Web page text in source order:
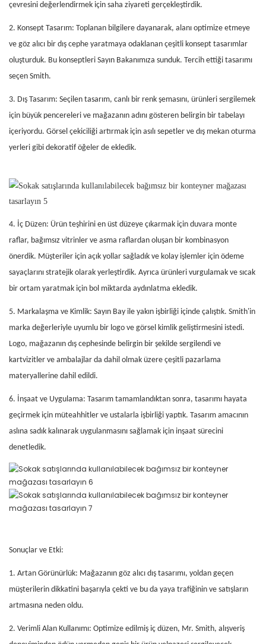
çevresini değerlendirmek için saha ziyareti gerçekleştirdik.
2. Konsept Tasarım: Toplanan bilgilere dayanarak, alanı optimize etmeye
ve göz alıcı bir dış cephe yaratmaya odaklanan çeşitli konsept tasarımlar
oluşturduk. Bu konseptleri Sayın Bakanımıza sunduk. Tercih ettiği tasarımı
seçen Smith.
3. Dış Tasarım: Seçilen tasarım, canlı bir renk şemasını, ürünleri sergilemek
için büyük pencereleri ve mağazanın adını gösteren belirgin bir tabelayı
içeriyordu. Görsel çekiciliği artırmak için asılı sepetler ve dış mekan oturma
yerleri gibi dekoratif öğeler de ekledik.
4. İç Düzen: Ürün teşhirini en üst düzeye çıkarmak için duvara monte
raflar, bağımsız vitrinler ve asma raflardan oluşan bir kombinasyon
önerdik. Müşteriler için açık yollar sağladık ve kolay işlemler için ödeme
sayaçlarını stratejik olarak yerleştirdik. Ayrıca ürünleri vurgulamak ve sıcak
bir ortam yaratmak için bol miktarda aydınlatma ekledik.
5. Markalaşma ve Kimlik: Sayın Bay ile yakın işbirliği içinde çalıştık. Smith'in
marka değerleriyle uyumlu bir logo ve görsel kimlik geliştirmesini istedi.
Logo, mağazanın dış cephesinde belirgin bir şekilde sergilendi ve
kartvizitler ve ambalajlar da dahil olmak üzere çeşitli pazarlama
materyallerine dahil edildi.
6. İnşaat ve Uygulama: Tasarım tamamlandıktan sonra, tasarımı hayata
geçirmek için müteahhitler ve ustalarla işbirliği yaptık. Tasarım amacının
aslına sadık kalınarak uygulanmasını sağlamak için inşaat sürecini
denetledik.
Sonuçlar ve Etki:
1. Artan Görünürlük: Mağazanın göz alıcı dış tasarımı, yoldan geçen
müşterilerin dikkatini başarıyla çekti ve bu da yaya trafiğinin ve satışların
artmasına neden oldu.
2. Verimli Alan Kullanımı: Optimize edilmiş iç düzen, Mr. Smith, alışveriş